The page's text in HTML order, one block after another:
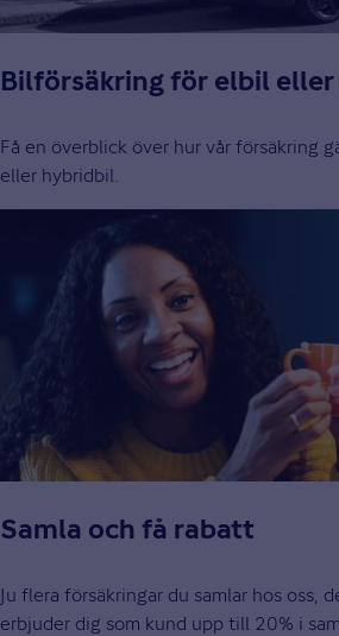
Bilförsäkring för elbil
Få en överblick över hur vår försäkring
eller hybridbil.
Samla och få rabatt
Ju flera försäkringar du samlar hos oss,
erbjuder dig som kund upp till 20% i